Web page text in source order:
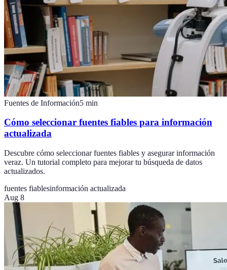
Fuentes de Información5 min
Cómo seleccionar fuentes fiables para información
actualizada
Descubre cómo seleccionar fuentes fiables y asegurar información
veraz. Un tutorial completo para mejorar tu búsqueda de datos
actualizados.
fuentes fiablesinformación actualizada
Aug 8